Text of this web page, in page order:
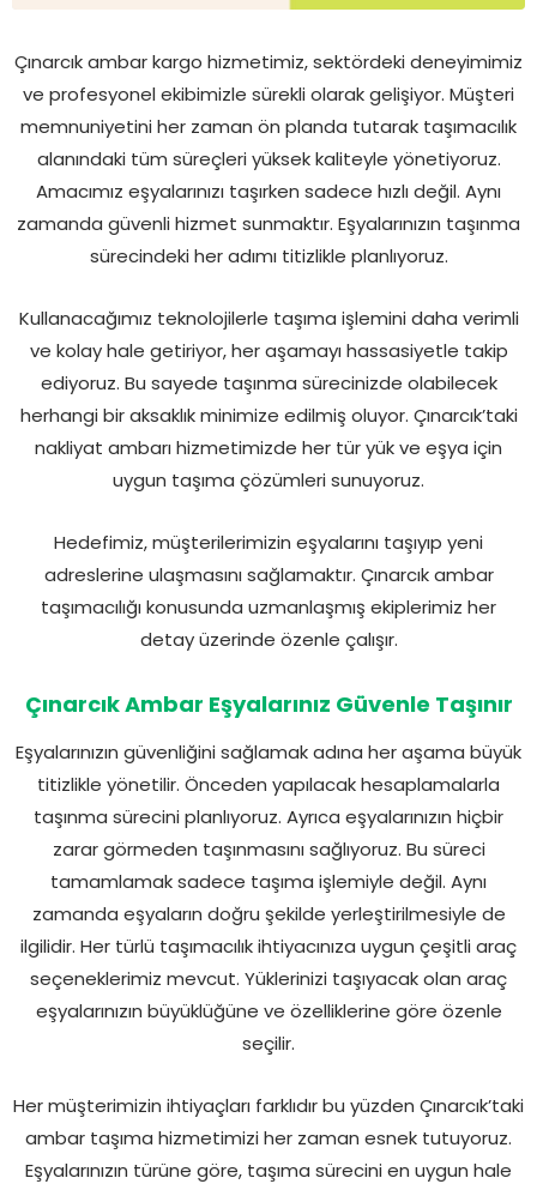
Çınarcık ambar kargo hizmetimiz, sektördeki deneyimimiz
ve profesyonel ekibimizle sürekli olarak gelişiyor. Müşteri
memnuniyetini her zaman ön planda tutarak taşımacılık
alanındaki tüm süreçleri yüksek kaliteyle yönetiyoruz.
Amacımız eşyalarınızı taşırken sadece hızlı değil. Aynı
zamanda güvenli hizmet sunmaktır. Eşyalarınızın taşınma
sürecindeki her adımı titizlikle planlıyoruz.
Kullanacağımız teknolojilerle taşıma işlemini daha verimli
ve kolay hale getiriyor, her aşamayı hassasiyetle takip
ediyoruz. Bu sayede taşınma sürecinizde olabilecek
herhangi bir aksaklık minimize edilmiş oluyor. Çınarcık’taki
nakliyat ambarı hizmetimizde her tür yük ve eşya için
uygun taşıma çözümleri sunuyoruz.
Hedefimiz, müşterilerimizin eşyalarını taşıyıp yeni
adreslerine ulaşmasını sağlamaktır. Çınarcık ambar
taşımacılığı konusunda uzmanlaşmış ekiplerimiz her
detay üzerinde özenle çalışır.
Çınarcık Ambar Eşyalarınız Güvenle Taşınır
Eşyalarınızın güvenliğini sağlamak adına her aşama büyük
titizlikle yönetilir. Önceden yapılacak hesaplamalarla
taşınma sürecini planlıyoruz. Ayrıca eşyalarınızın hiçbir
zarar görmeden taşınmasını sağlıyoruz. Bu süreci
tamamlamak sadece taşıma işlemiyle değil. Aynı
zamanda eşyaların doğru şekilde yerleştirilmesiyle de
ilgilidir. Her türlü taşımacılık ihtiyacınıza uygun çeşitli araç
seçeneklerimiz mevcut. Yüklerinizi taşıyacak olan araç
eşyalarınızın büyüklüğüne ve özelliklerine göre özenle
seçilir.
Her müşterimizin ihtiyaçları farklıdır bu yüzden Çınarcık’taki
ambar taşıma hizmetimizi her zaman esnek tutuyoruz.
Eşyalarınızın türüne göre, taşıma sürecini en uygun hale